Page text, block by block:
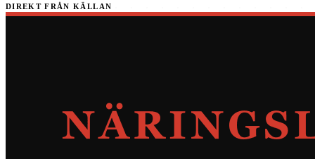
DIREKT FRÅN KÄLLAN